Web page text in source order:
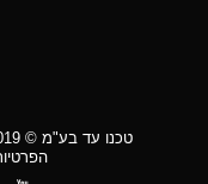
Aniline
טכנו עד בע"מ © 2019